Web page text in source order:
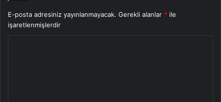
E-posta adresiniz yayınlanmayacak. Gerekli alanlar * ile
işaretlenmişlerdir